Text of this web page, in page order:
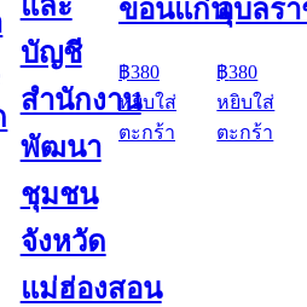
บัญชี
สำนักงาน
พัฒนา
ชุมชน
จังหวัด
แม่ฮ่องสอน
ขอนแก่น
฿380
หยิบใส่
ตะกร้า
อุบลร
฿380
หยิบใส่
ตะกร้า